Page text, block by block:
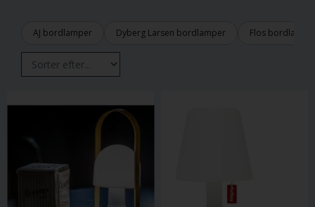
AJ bordlamper Dyberg Larsen bordlamper Flos